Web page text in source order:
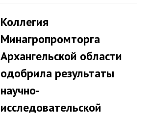
Коллегия
Минагропромторга
Архангельской области
одобрила результаты
научно-
исследовательской